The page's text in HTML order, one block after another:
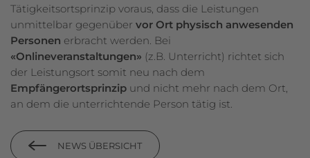
Tätigkeitsortsprinzip voraus, dass die Leistungen
unmittelbar gegenüber vor Ort physisch anwesenden
Personen erbracht werden. Bei
«Onlineveranstaltungen» (z.B. Unterricht) richtet sich
der Leistungsort somit neu nach dem
Empfängerortsprinzip und nicht mehr nach dem Ort,
an dem die unterrichtende Person tätig ist.
NEWS ÜBERSICHT